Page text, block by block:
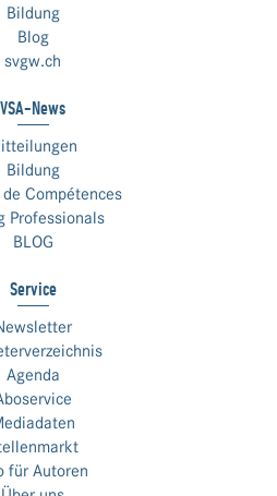
Bildung
Blog
svgw.ch
VSA-News
Bildung
Compétences
Professionals
BLOG
Service
Agenda
für Autoren